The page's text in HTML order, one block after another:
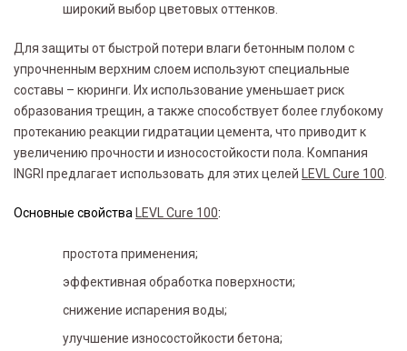
широкий выбор цветовых оттенков.
Для защиты от быстрой потери влаги бетонным полом с
упрочненным верхним слоем используют специальные
составы – кюринги. Их использование уменьшает риск
образования трещин, а также способствует более глубокому
протеканию реакции гидратации цемента, что приводит к
увеличению прочности и износостойкости пола. Компания
INGRI предлагает использовать для этих целей
LEVL Cure 100
Основные свойства LEVL Cure 100:
простота применения;
эффективная обработка поверхности;
снижение испарения воды;
улучшение износостойкости бетона;